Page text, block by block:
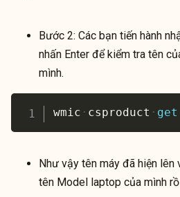
Bước 2: Các bạn tiến hành
nhấn Enter để kiểm tra tên
mình.
wmic csproduct get
Như vậy tên máy đã hiện lên
tên Model laptop của mình